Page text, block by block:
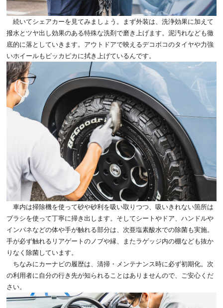
続いてシェアカーを見てみましょう。まず外装は、洗浄効果に加えて
撥水とツヤ出し効果のある特殊な洗剤で磨き上げます。泥汚れなども徹
底的に落としていきます。アウトドアで映えるデコボコのタイヤや力強
いホイールもピッカピカに拭き上げているんです。
車内は掃除機を使って砂や砂利を吸い取りつつ、吸いきれない箇所は
ブラシを使って丁寧に掃き出します。そしてシートやドア、ハンドルや
インパネなどの体や手が触れる部分は、次亜塩素酸水での除菌も実施。
手が必ず触れるリアゲートのノブや縁、またラゲッジ内の棚なども抜か
りなく除菌しています。
ちなみにカーナビの履歴は、清掃・メンテナンス時に必ず初期化。次
の利用者に自分の行き先が知られることはありませんので、ご安心くだ
さい。